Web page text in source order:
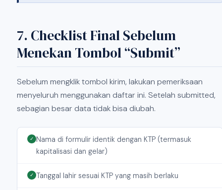
7. Checklist Final Sebelum
Menekan Tombol “Submit”
Sebelum mengklik tombol kirim, lakukan pemeriksaan
menyeluruh menggunakan daftar ini. Setelah submitted,
sebagian besar data tidak bisa diubah.
✓ Nama di formulir identik dengan KTP (termasuk
kapitalisasi dan gelar)
✓ Tanggal lahir sesuai KTP yang masih berlaku